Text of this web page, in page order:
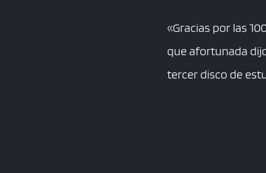
«Gracias por las
que afortunada
tercer disco de